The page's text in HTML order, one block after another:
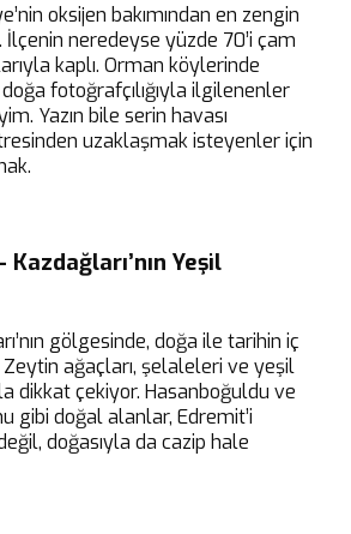
oksijen bakımından en zengin
neredeyse yüzde 70’i çam
kaplı. Orman köylerinde
fotoğrafçılığıyla ilgilenenler
Yazın bile serin havası
uzaklaşmak isteyenler için
Kazdağları’nın Yeşil
gölgesinde, doğa ile tarihin iç
ağaçları, şelaleleri ve yeşil
dikkat çekiyor. Hasanboğuldu ve
gibi doğal alanlar, Edremit’i
doğasıyla da cazip hale